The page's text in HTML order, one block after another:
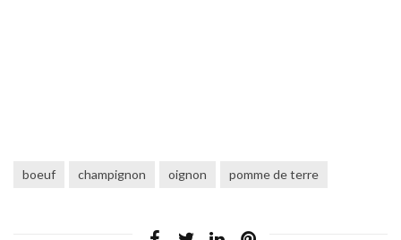
boeuf champignon oignon pomme de terre